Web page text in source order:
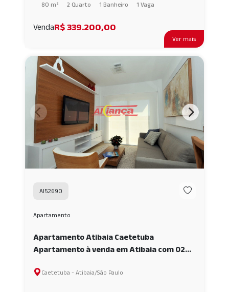
Ver mais
80 m² 2 Quarto 1 Banheiro 1 Vaga
VendaR$ 339.200,00
AI52690
Apartamento
Apartamento Atibaia Caetetuba
Apartamento à venda em Atibaia com 02
Caetetuba - Atibaia/São Paulo